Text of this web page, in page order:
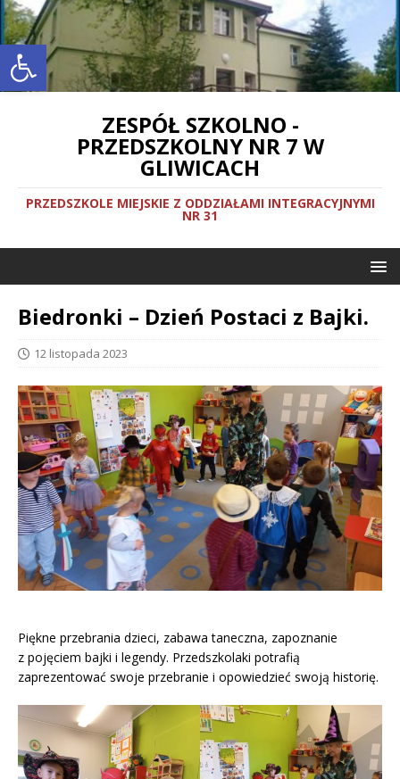
Otwórz pasek narzędzi
ZESPÓŁ SZKOLNO -
PRZEDSZKOLNY NR 7 W
GLIWICACH
PRZEDSZKOLE MIEJSKIE Z ODDZIAŁAMI INTEGRACYJNYMI
NR 31
Biedronki – Dzień Postaci z Bajki.
12 listopada 2023
Piękne przebrania dzieci, zabawa taneczna, zapoznanie
z pojęciem bajki i legendy. Przedszkolaki potrafią
zaprezentować swoje przebranie i opowiedzieć swoją historię.